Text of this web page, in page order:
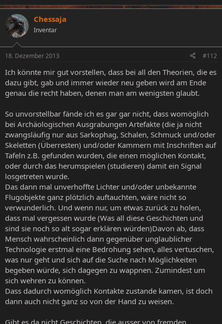
Chessaja
Inventar
18. Dezember 2013 #112
Ich könnte mir gut vorstellen, dass bei all den Theorien, die es
dazu gibt, gab und immer wieder neu geben wird am Ende
genau die recht haben, denen man am wenigsten glaubt.
So unvorstellbar fände ich es gar gar nicht, dass womöglich
bei Archäologischen Ausgrabungen Artefakte (die ja nicht
zwangsläufig nur aus Sarkophag, Schalen, Schmuck und/oder
Skeletten (Überresten) und/oder Kammern mit Inschriften auf
Tafeln z.B. gefunden wurden, die einen möglichen Kontakt,
oder durch das herumspielen (studieren) damit ein Signal
losgetreten wurde.
Das dann mal unverhoffte Lichter und/oder unbekannte
Flugobjekte ganz plötzlich auftauchten, wäre nicht so
verwunderlich. Und wenn nur, um etwas zurück zu holen,
dass mal vergessen wurde (Was all diese Geschichten und
sind sie noch so alt sogar erklären würden)Davon ab, dass
Mensch wahrscheinlich dann gegenüber unglaublicher
Technologie erstmal eine Bedrohung sehen, alles vertuschen,
was nur geht und sich auf die Suche nach Möglichkeiten
begeben würde, sich dagegen zu wappnen. Zumindest um
sich wehren zu können.
Dass dadurch womöglich Kontakte zustande kamen, ist doch
dann auch nicht ganz so von der Hand zu weisen.
Gibt es da nicht Geschichten, die ausser von fremden